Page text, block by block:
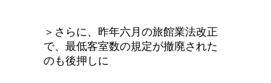
＞さらに、昨年六月の旅館業法改正
で、最低客室数の規定が撤廃された
のも後押しに